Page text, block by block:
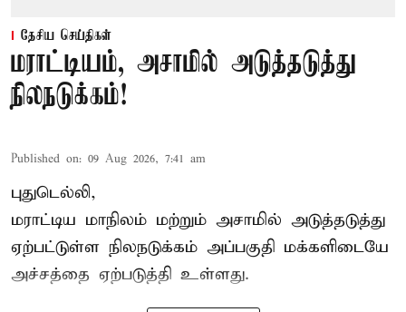
தேசிய செய்திகள்
மராட்டியம், அசாமில் அடுத்தடுத்து
நிலநடுக்கம்!
Published on: 09 Aug 2026, 7:41 am
புதுடெல்லி,
மராட்டிய மாநிலம் மற்றும் அசாமில் அடுத்தடுத்து
ஏற்பட்டுள்ள நிலநடுக்கம் அப்பகுதி மக்களிடையே
அச்சத்தை ஏற்படுத்தி உள்ளது.